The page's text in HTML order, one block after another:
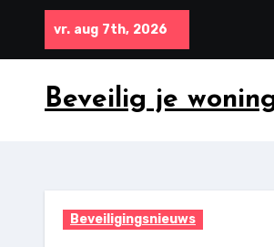
inhoud
vr. aug 7th, 2026
Beveilig je
Beveiligingsnieuws